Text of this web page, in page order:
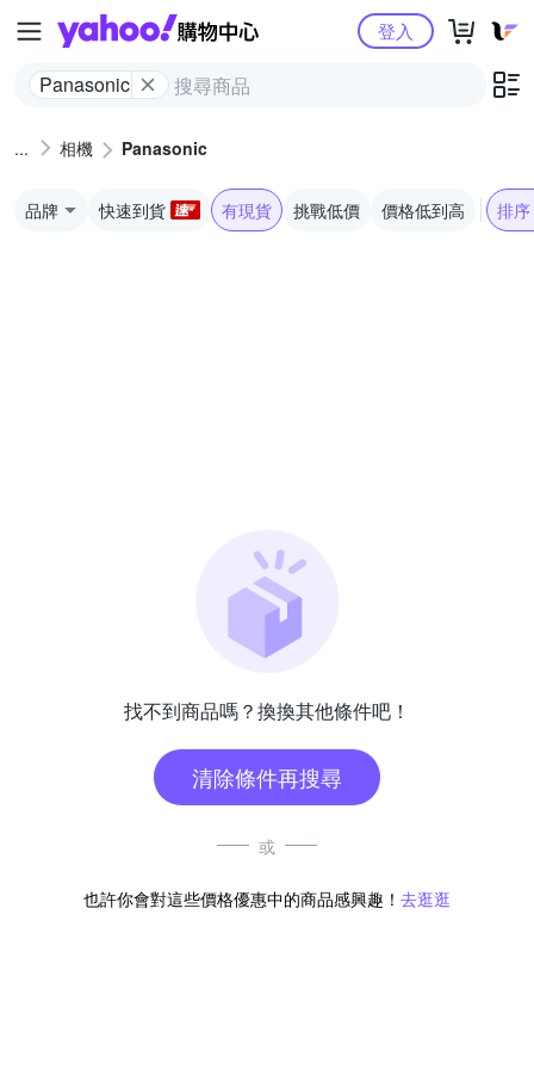
Yahoo購物中心
Panasonic
登入
相機 Panasonic
品牌 快速到貨 有現貨 挑戰低價 價格低到高 排序
找不到商品嗎？換換其他條件吧！
清除條件再搜尋
或
也許你會對這些價格優惠中的商品感興趣！ 去逛逛